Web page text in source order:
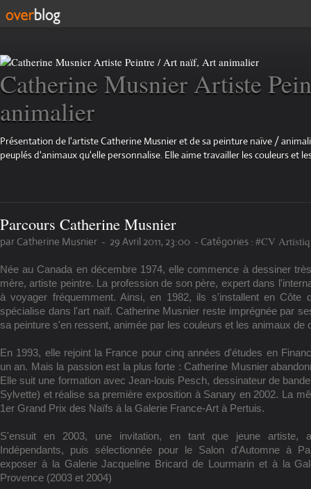
Catherine Musnier Artiste
animalier
Présentation de l'artiste Catherine Musnier et de sa peinture naïve /
peuplés d'animaux qu'elle personnalise. Elle aime travailler les couleurs et
Parcours Catherine Musnier
par Catherine Musnier - 29 Avril 2011, 23:00 - Catégories : #CV
Née au Canada en décembre 1974, elle commence à dessiner
mère, artiste peintre. La profession de son père, expert dans
à voyager fréquemment. Ainsi, en 1982, ils s'installent en Côte
spécialise dans l'art naïf. Catherine Musnier reste imprégnée par
sa peinture s'en ressent, animée par les couleurs et les animaux de
En 1993, elle rejoint la France pour cinq années d'études en
un an. Mais la passion est la plus forte : Catherine Musnier
Elle suit une formation avec Jean-louis Pesch, dessinateur de
Sylvette) et réalise sa première exposition à Sanary en 2002. La
1er Grand Prix des Naïfs à la Galerie France-Art à Pertuis.
S'ensuit en 2003, une invitation, en tant que jeune artiste,
Indépendants, puis sélectionnée pour le Salon d'Automne à
exposer à la Galerie Jacqueline Bricard de Lourmarin et à la
Provence (2003 et 2004)